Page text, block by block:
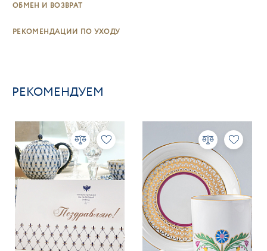
ОБМЕН И ВОЗВРАТ
РЕКОМЕНДАЦИИ ПО УХОДУ
РЕКОМЕНДУЕМ